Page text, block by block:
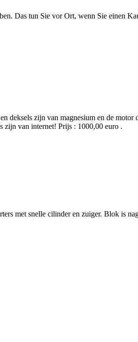
Das tun Sie vor Ort, wenn Sie einen
zijn van magnesium en de
zijn van internet! Prijs : 1000,00 euro .
met snelle cilinder en zuiger. Blok is